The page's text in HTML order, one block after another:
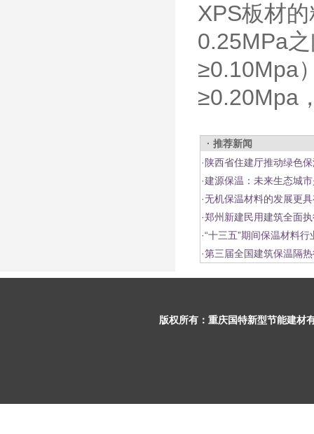
XPS板材
0.25MPa
≥0.10Mpa
≥0.20Mpa
· 推荐新闻
· 陕西省住建厅推动绿色
·建源保温：未来生态城
·无机保温材料的发展更
·郑州新建民用建筑全面
·“十三五”期间保温材料
·第三届全国建筑保温隔
版权所有： 重庆国特新型节能建材